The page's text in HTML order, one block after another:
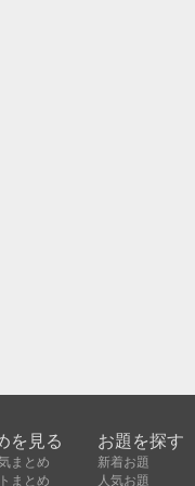
を見る
まとめ
まとめ
お題を探す
新着お題
人気お題